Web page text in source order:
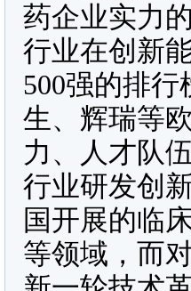
药企业实力
行业在创新
500强的排
生、辉瑞等
力、人才队
行业研发创
国开展的临
等领域，而